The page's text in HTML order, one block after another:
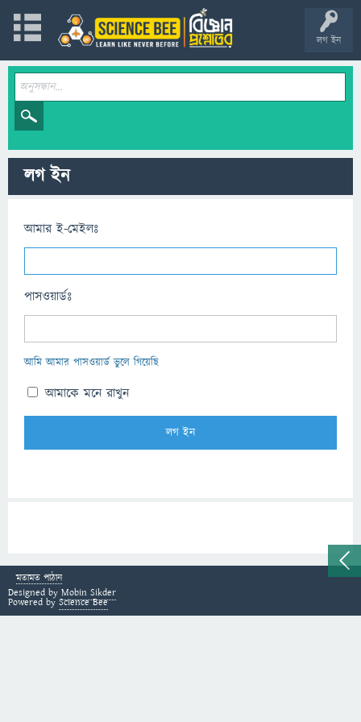
লগ ইন
লগ ইন
আমার ই-মেইলঃ
পাসওয়ার্ডঃ
আমি আমার পাসওয়ার্ড ভুলে গিয়েছি
আমাকে মনে রাখুন
মতামত পাঠান
Designed by Mobin Sikder
Powered by Science Bee